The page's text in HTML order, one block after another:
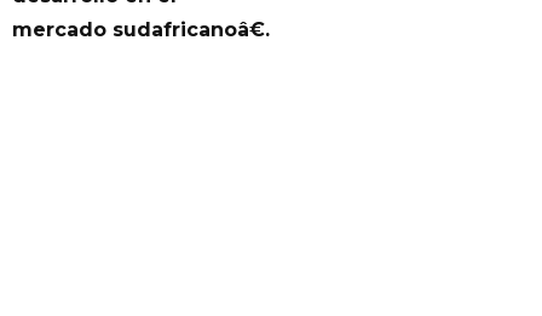
mercado sudafricanoâ€.